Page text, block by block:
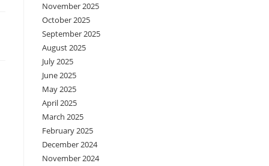
November 2025
October 2025
September 2025
August 2025
July 2025
June 2025
May 2025
April 2025
March 2025
February 2025
December 2024
November 2024